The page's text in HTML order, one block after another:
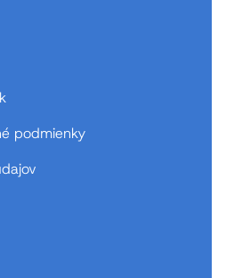
podmienky